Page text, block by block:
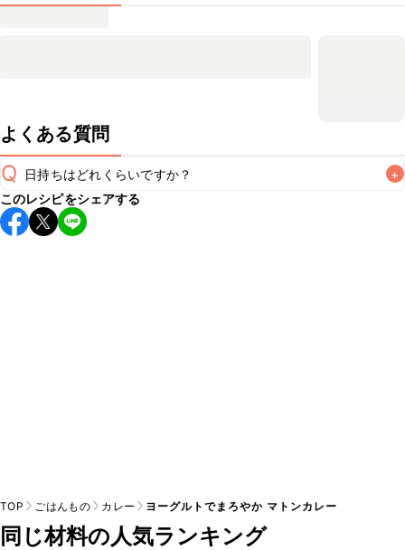
よくある質問
Q 日持ちはどれくらいですか？ +
保存期間は冷蔵で翌日中が目安です。なるべくお早めにお召
し上がりください。
このレシピをシェアする
TOP ごはんもの カレー ヨーグルトでまろやか マトンカレー
同じ材料の人気ランキング